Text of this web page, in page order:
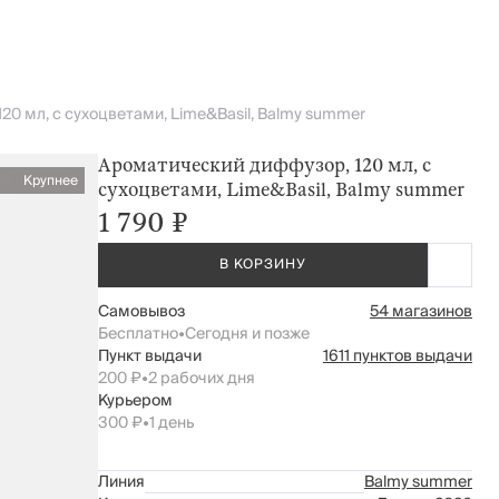
мл, с сухоцветами, Lime&Basil, Balmy summer
Крупнее
Ароматический диффузор, 120 мл, с
сухоцветами, Lime&Basil, Balmy summer
1 790 ₽
В КОРЗИНУ
Самовывоз
54 магазинов
Бесплатно•Сегодня и позже
Пункт выдачи
1611 пунктов выдачи
200 ₽•2 рабочих дня
Курьером
300 ₽•1 день
Линия
Balmy summer